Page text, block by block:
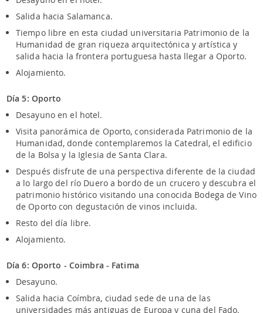
Salida hacia Salamanca.
Tiempo libre en esta ciudad universitaria Patrimonio de la
Humanidad de gran riqueza arquitectónica y artística y
salida hacia la frontera portuguesa hasta llegar a Oporto.
Alojamiento.
Día 5: Oporto
Desayuno en el hotel.
Visita panorámica de Oporto, considerada Patrimonio de la
Humanidad, donde contemplaremos la Catedral, el edificio
de la Bolsa y la Iglesia de Santa Clara.
Después disfrute de una perspectiva diferente de la ciudad
a lo largo del río Duero a bordo de un crucero y descubra el
patrimonio histórico visitando una conocida Bodega de Vino
de Oporto con degustación de vinos incluida.
Resto del día libre.
Alojamiento.
Día 6: Oporto - Coimbra - Fatima
Desayuno.
Salida hacia Coímbra, ciudad sede de una de las
universidades más antiguas de Europa y cuna del Fado.